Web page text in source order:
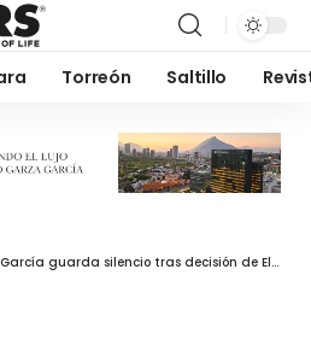
Torreón Saltillo
guarda silencio tras decisión de Elon Musk sobre Tesla en México